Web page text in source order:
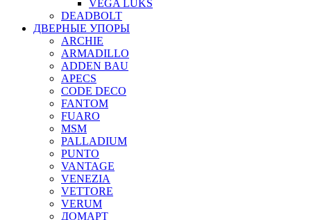
VEGA LUKS
DEADBOLT
ДВЕРНЫЕ УПОРЫ
ARCHIE
ARMADILLO
ADDEN BAU
APECS
CODE DECO
FANTOM
FUARO
MSM
PALLADIUM
PUNTO
VANTAGE
VENEZIA
VETTORE
VERUM
ДОМАРТ